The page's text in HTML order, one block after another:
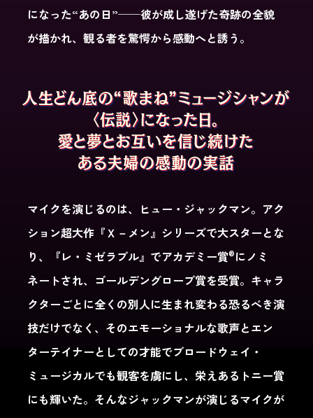
になった“あの日”──彼が成し遂げた奇跡の全貌
が描かれ、観る者を驚愕から感動へと誘う。
マイクを演じるのは、ヒュー・ジャックマン。アク
ション超大作『Ｘ－メン』シリーズで大スターとな
り、『レ・ミゼラブル』でアカデミー賞®にノミ
ネートされ、ゴールデングローブ賞を受賞。キャラ
クターごとに全くの別人に生まれ変わる恐るべき演
技だけでなく、そのエモーショナルな歌声とエン
ターテイナーとしての才能でブロードウェイ・
ミュージカルでも観客を虜にし、栄えあるトニー賞
にも輝いた。そんなジャックマンが演じるマイクが